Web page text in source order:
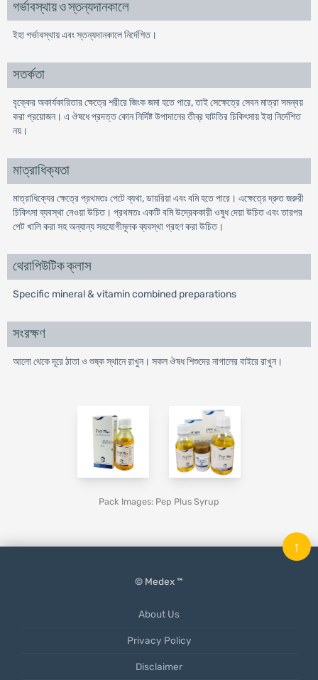
গর্ভাবস্থায় ও স্তন্যদানকালে
ইহা গর্ভাবস্থায় এবং স্তন্যদানকালে নিৰ্দেশিত।
সতর্কতা
বৃক্কের অকার্যকারিতার ক্ষেত্রে শরীরে জিংক জমা হতে পারে, তাই সেক্ষেত্রে সেবন মাত্রা সমন্বয়
করা প্রয়োজন। এ ঔষধে প্রদত্ত কোন নির্দিষ্ট উপাদানের তীব্র ঘাটতির চিকিৎসায় ইহা নির্দেশিত
নয়।
মাত্রাধিক্যতা
মাত্রাধিক্যের ক্ষেত্রে প্রথমতঃ পেটে ব্যথা, ডায়রিয়া এবং বমি হতে পারে। এক্ষেত্রে দ্রুত জরুরী
চিকিৎসা ব্যবস্থা নেওয়া উচিত। প্রথমতঃ একটি বমি উদ্রেককারী ওষুধ দেয়া উচিত এবং তারপর
পেট খালি করা সহ অন্যান্য সহযোগীমূলক ব্যবস্থা গ্রহণ করা উচিত।
থেরাপিউটিক ক্লাস
Specific mineral & vitamin combined preparations
সংরক্ষণ
আলো থেকে দূরে ঠাতা ও শুষ্ক স্থানে রাখুন। সকল ঔষধ শিশুদের নাগালের বাইরে রাখুন।
Pack Images: Pep Plus Syrup
© Medex ™
About Us
Privacy Policy
Disclaimer
↑